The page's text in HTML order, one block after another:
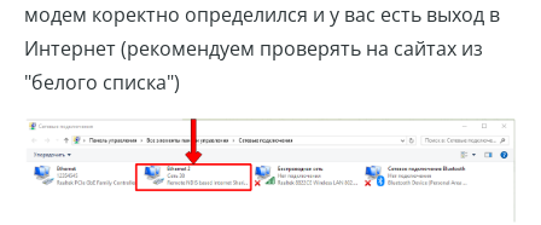
модем коректно определился и у вас есть выход в
Интернет (рекомендуем проверять на сайтах из
"белого списка")